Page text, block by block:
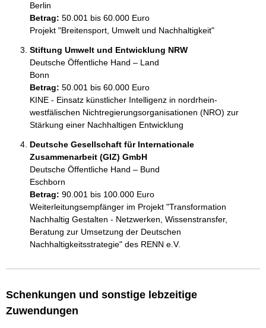
Berlin
Betrag: 50.001 bis 60.000 Euro
Projekt "Breitensport, Umwelt und Nachhaltigkeit"
Stiftung Umwelt und Entwicklung NRW
Deutsche Öffentliche Hand – Land
Bonn
Betrag: 50.001 bis 60.000 Euro
KINE - Einsatz künstlicher Intelligenz in nordrhein-
westfälischen Nichtregierungsorganisationen (NRO) zur
Stärkung einer Nachhaltigen Entwicklung
Deutsche Gesellschaft für Internationale
Zusammenarbeit (GIZ) GmbH
Deutsche Öffentliche Hand – Bund
Eschborn
Betrag: 90.001 bis 100.000 Euro
Weiterleitungsempfänger im Projekt "Transformation
Nachhaltig Gestalten - Netzwerken, Wissenstransfer,
Beratung zur Umsetzung der Deutschen
Nachhaltigkeitsstrategie" des RENN e.V.
Schenkungen und sonstige lebzeitige
Zuwendungen